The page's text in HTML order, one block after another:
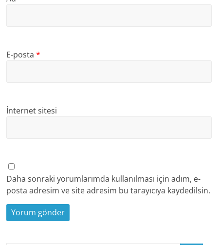
E-posta*
İnternet sitesi
Daha sonraki yorumlarımda kullanılması için adım, e-
posta adresim ve site adresim bu tarayıcıya kaydedilsin.